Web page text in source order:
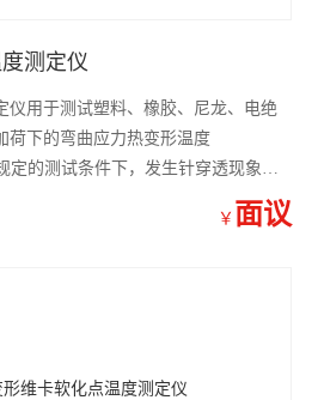
测定仪
仪用于测试塑料、橡胶、尼龙、电绝
荷下的弯曲应力热变形温度
定的测试条件下，发生针穿透现象时
￥ 面议